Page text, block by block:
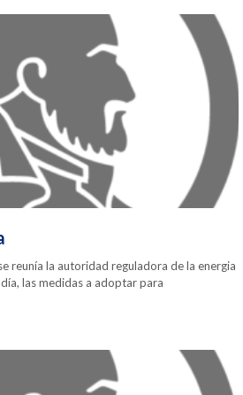
reunía la autoridad reguladora de la energia
las medidas a adoptar para